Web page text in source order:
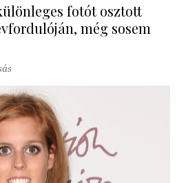
fotót osztott
még sosem